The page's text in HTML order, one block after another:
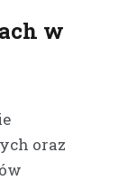
w
oraz